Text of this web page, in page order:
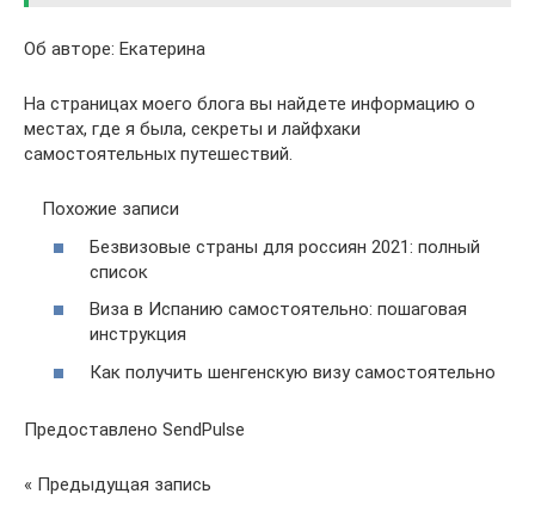
Об авторе: Екатерина
На страницах моего блога вы найдете информацию о
местах, где я была, секреты и лайфхаки
самостоятельных путешествий.
Похожие записи
Безвизовые страны для россиян 2021: полный
список
Виза в Испанию самостоятельно: пошаговая
инструкция
Как получить шенгенскую визу самостоятельно
Предоставлено SendPulse
« Предыдущая запись